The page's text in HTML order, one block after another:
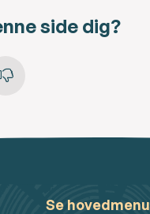
side dig?
Se hovedmenu